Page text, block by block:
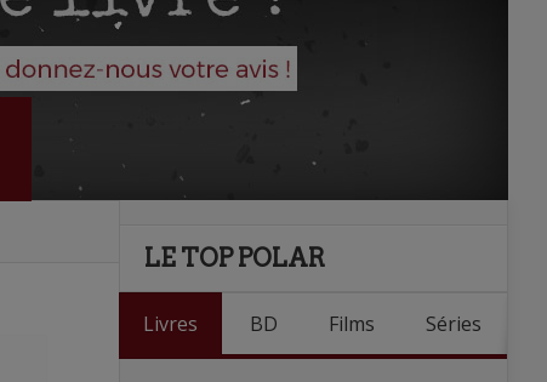
LE TOP POLAR
Livres BD Films Séries